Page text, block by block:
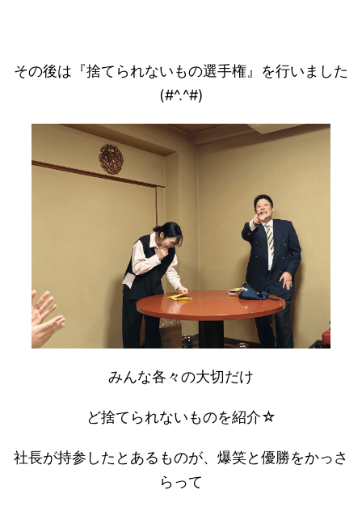
その後は『捨てられないもの選手権』を行いました
(#^.^#)
みんな各々の大切だけ
ど捨てられないものを紹介☆
社長が持参したとあるものが、爆笑と優勝をかっさ
らって